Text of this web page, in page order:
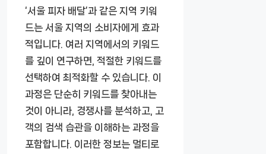
‘서울 피자 배달’과 같은 지역 키워
드는 서울 지역의 소비자에게 효과
적입니다. 여러 지역에서의 키워드
를 깊이 연구하면, 적절한 키워드를
선택하여 최적화할 수 있습니다. 이
과정은 단순히 키워드를 찾아내는
것이 아니라, 경쟁사를 분석하고, 고
객의 검색 습관을 이해하는 과정을
포함합니다. 이러한 정보는 멀티로